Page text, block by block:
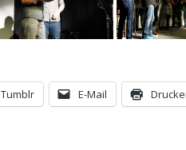
Tumblr E-Mail